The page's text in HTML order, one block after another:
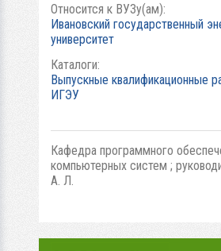
Относится к ВУЗу(ам):
Ивановский государственный
университет
Каталоги:
Выпускные квалификационные
ИГЭУ
Кафедра программного
компьютерных систем ;
А. Л.